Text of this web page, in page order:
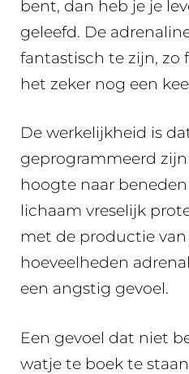
bent, dan heb je je
geleefd. De
fantastisch te zijn, zo
het zeker nog een
De werkelijkheid is
geprogrammeerd
hoogte naar
lichaam vreselijk
met de productie
hoeveelheden
een angstig gevoel.
Een gevoel dat niet
watje te boek te